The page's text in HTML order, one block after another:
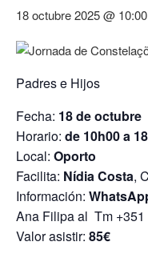
18 octubre 2025 @ 10:00
Padres e Hijos
Fecha: 18 de octubre
Horario: de 10h00 a
Local: Oporto
Facilita: Nídia Costa,
Información:
Ana Filipa al Tm +351
Valor asistir: 85€